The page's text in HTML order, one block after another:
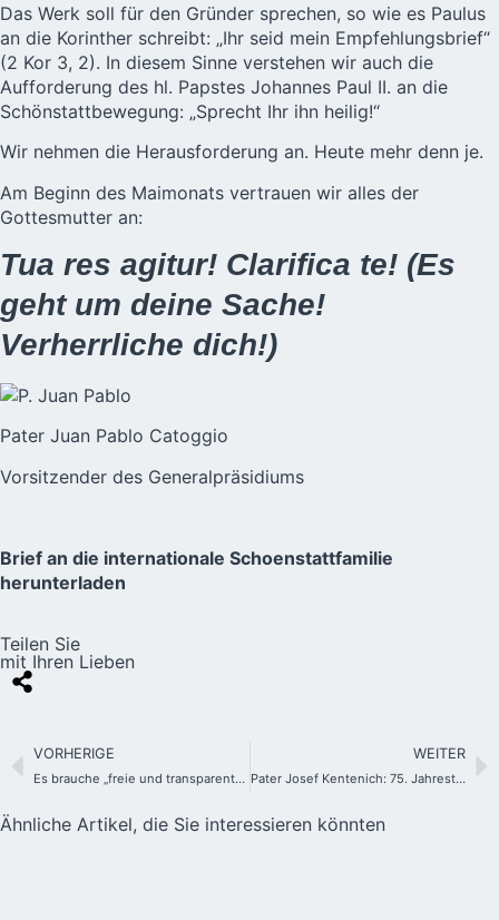
Das Werk soll für den Gründer sprechen, so wie es Paulus
an die Korinther schreibt: „Ihr seid mein Empfehlungsbrief“
(2 Kor 3, 2). In diesem Sinne verstehen wir auch die
Aufforderung des hl. Papstes Johannes Paul II. an die
Schönstattbewegung: „Sprecht Ihr ihn heilig!“
Wir nehmen die Herausforderung an. Heute mehr denn je.
Am Beginn des Maimonats vertrauen wir alles der
Gottesmutter an:
Tua res agitur! Clarifica te! (Es
geht um deine Sache!
Verherrliche dich!)
Pater Juan Pablo Catoggio
Vorsitzender des Generalpräsidiums
Brief an die internationale Schoenstattfamilie
herunterladen
Teilen Sie
mit Ihren Lieben
VORHERIGE
Es brauche „freie und transparente Forschung“
WEITER
Pater Josef Kentenich: 75. Jahrestag seiner Ankunft in Uruguay
Ähnliche Artikel, die Sie interessieren könnten